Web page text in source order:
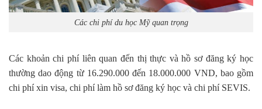
Các chi phí du học Mỹ quan trọng
Các khoản chi phí liên quan đến thị thực và hồ sơ đăng ký học
thường dao động từ 16.290.000 đến 18.000.000 VND, bao gồm
chi phí xin visa, chi phí làm hồ sơ đăng ký học và chi phí SEVIS.